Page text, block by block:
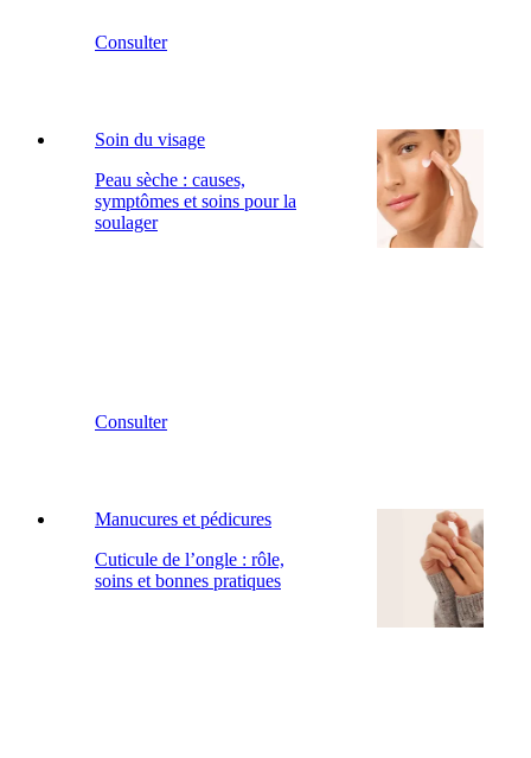
Consulter
Soin du visage
Peau sèche : causes,
symptômes et soins pour la
soulager
Consulter
Manucures et pédicures
Cuticule de l’ongle : rôle,
soins et bonnes pratiques